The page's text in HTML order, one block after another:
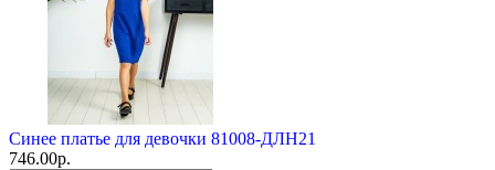
Синее платье для девочки 81008-ДЛН21
746.00р.